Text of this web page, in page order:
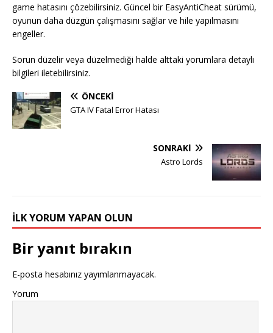
game hatasını çözebilirsiniz. Güncel bir EasyAntiCheat sürümü,
oyunun daha düzgün çalışmasını sağlar ve hile yapılmasını
engeller.
Sorun düzelir veya düzelmediği halde alttaki yorumlara detaylı
bilgileri iletebilirsiniz.
ÖNCEKI
GTA IV Fatal Error Hatası
SONRAKI
Astro Lords
İLK YORUM YAPAN OLUN
Bir yanıt bırakın
E-posta hesabınız yayımlanmayacak.
Yorum